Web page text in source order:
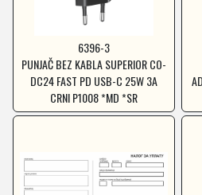
6396-3
PUNJAČ BEZ KABLA SUPERIOR CO-
DC24 FAST PD USB-C 25W 3A
CRNI P1008 *MD *SR